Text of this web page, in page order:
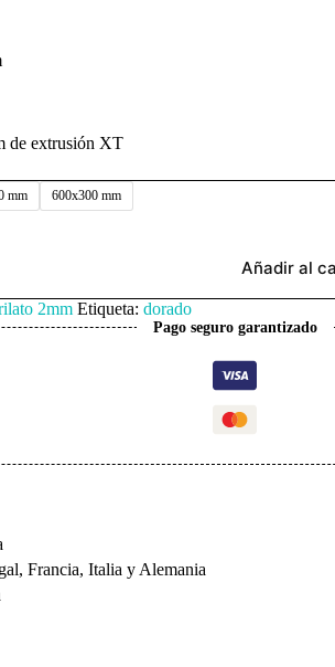
de extrusión XT
mm 600x300 mm
Añadir al
2mm Etiqueta: dorado
Pago seguro garantizado
Francia, Italia y Alemania